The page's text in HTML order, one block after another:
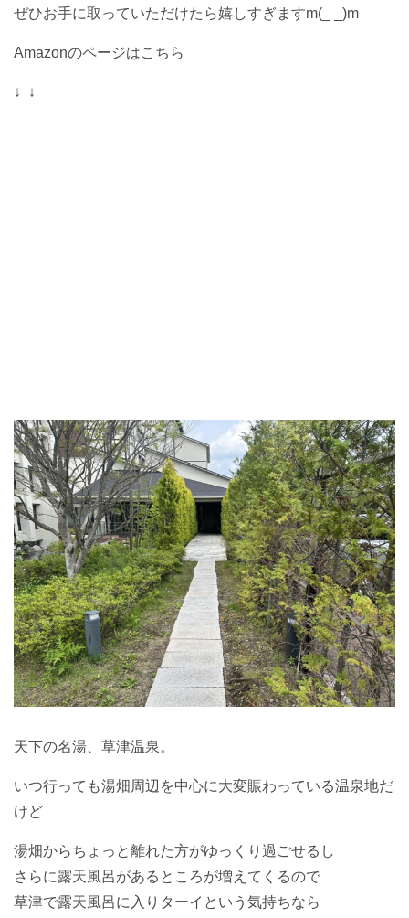
ぜひお手に取っていただけたら嬉しすぎますm(_ _)m
Amazonのページはこちら
↓ ↓
天下の名湯、草津温泉。
いつ行っても湯畑周辺を中心に大変賑わっている温泉地だ
けど
湯畑からちょっと離れた方がゆっくり過ごせるし
さらに露天風呂があるところが増えてくるので
草津で露天風呂に入りターイという気持ちなら